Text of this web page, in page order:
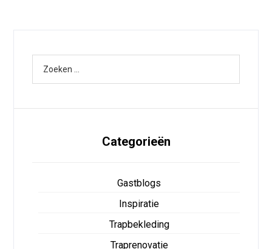
Categorieën
Gastblogs
Inspiratie
Trapbekleding
Traprenovatie